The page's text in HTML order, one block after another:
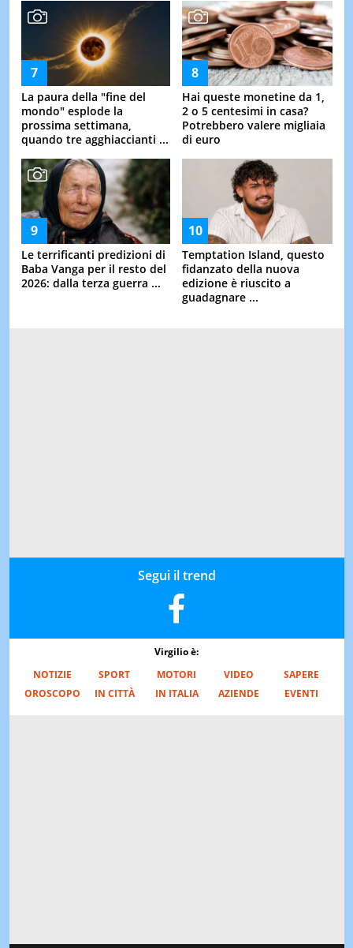
La paura della "fine del
mondo" esplode la
prossima settimana,
quando tre agghiaccianti ...
Hai queste monetine da 1,
2 o 5 centesimi in casa?
Potrebbero valere migliaia
di euro
Le terrificanti predizioni di
Baba Vanga per il resto del
2026: dalla terza guerra ...
Temptation Island, questo
fidanzato della nuova
edizione è riuscito a
guadagnare ...
Segui il trend
Virgilio è:
NOTIZIE
SPORT MOTORI VIDEO
SAPERE
OROSCOPO
IN CITTÀ IN ITALIA AZIENDE EVENTI